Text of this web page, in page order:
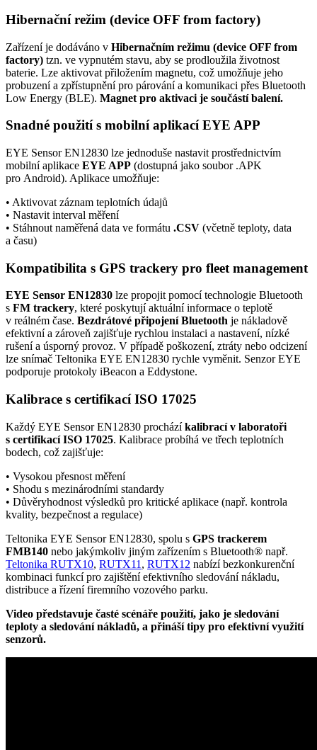
Hibernační režim (device OFF from factory)
Zařízení je dodáváno v Hibernačním režimu (device OFF from
factory) tzn. ve vypnutém stavu, aby se prodloužila životnost
baterie. Lze aktivovat přiložením magnetu, což umožňuje jeho
probuzení a zpřístupnění pro párování a komunikaci přes Bluetooth
Low Energy (BLE). Magnet pro aktivaci je součástí balení.
Snadné použití s mobilní aplikací EYE APP
EYE Sensor EN12830 lze jednoduše nastavit prostřednictvím
mobilní aplikace EYE APP (dostupná jako soubor .APK
pro Android). Aplikace umožňuje:
• Aktivovat záznam teplotních údajů
• Nastavit interval měření
• Stáhnout naměřená data ve formátu .CSV (včetně teploty, data
a času)
Kompatibilita s GPS trackery pro fleet management
EYE Sensor EN12830 lze propojit pomocí technologie Bluetooth
s FM trackery, které poskytují aktuální informace o teplotě
v reálném čase. Bezdrátové připojeníBluetooth je nákladově
efektivní a zároveň zajišťuje rychlou instalaci a nastavení, nízké
rušení a úsporný provoz. V případě poškození, ztráty nebo odcizení
lze snímač Teltonika EYE EN12830 rychle vyměnit. SenzorEYE
podporuje protokoly iBeacon a Eddystone.
Kalibrace s certifikací ISO 17025
Každý EYE Sensor EN12830 procházíkalibrací v laboratoři
s certifikací ISO 17025. Kalibrace probíhá ve třech teplotních
bodech, což zajišťuje:
• Vysokou přesnost měření
• Shodu s mezinárodními standardy
• Důvěryhodnost výsledků pro kritické aplikace (např. kontrola
kvality, bezpečnost a regulace)
Teltonika EYE Sensor EN12830, spolu s GPS trackerem
FMB140 nebo jakýmkoliv jiným zařízením s Bluetooth® např.
Teltonika RUTX10, RUTX11 , RUTX12 nabízí bezkonkurenční
kombinaci funkcí pro zajištění efektivního sledování nákladu,
distribuce a řízení firemního vozového parku.
Video představuje časté scénáře použití, jako je sledování
teploty a sledování nákladů, a přináší tipy pro efektivní využití
senzorů.